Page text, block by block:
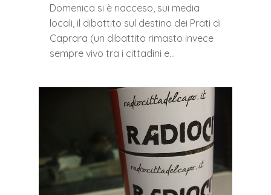
Domenica si è riacceso, sui media
locali, il dibattito sul destino dei Prati di
Caprara (un dibattito rimasto invece
sempre vivo tra i cittadini e…